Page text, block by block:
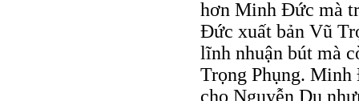
hơn Minh Đức mà
Đức xuất bản Vũ
lĩnh nhuận bút mà
Trọng Phụng.
cho Nguyễn Du